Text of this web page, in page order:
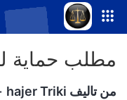
-->
مطلب حماية
من تاليف hajer Triki